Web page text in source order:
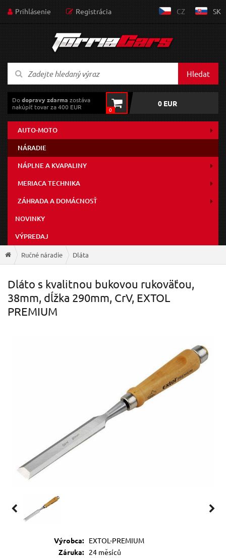
Prihlásenie Registrácia CZ SK
Hledat
Dodopravy zdarma zostáva
nakúpiť tovar za 400 EUR
0
0 EUR
AUTO-MOTO
NÁRADIE
NÁPLNE A KVAPALINY
MERIACA TECHNIKA
ZÁHRADA A DOMÁCNOSŤ
NOVINKY
VÝPREDAJ
Ručné náradie Dláta
Dláto s kvalitnou bukovou rukoväťou,
38mm, dĺžka 290mm, CrV, EXTOL
PREMIUM
Výrobca:
EXTOL-PREMIUM
Záruka:
24 měsíců